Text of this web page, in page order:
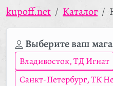
kupoff.net Каталог
Выберите ваш
Владивосток, ТД Игнат
Санкт-Петербург, ТК